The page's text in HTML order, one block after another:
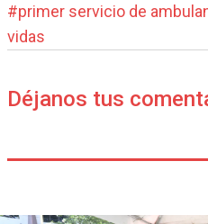
#primer servicio de
vidas
Déjanos tus